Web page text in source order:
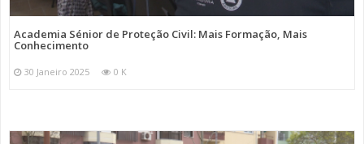
Academia Sénior de Proteção Civil: Mais Formação, Mais
Conhecimento
30 Janeiro 2025 0 K